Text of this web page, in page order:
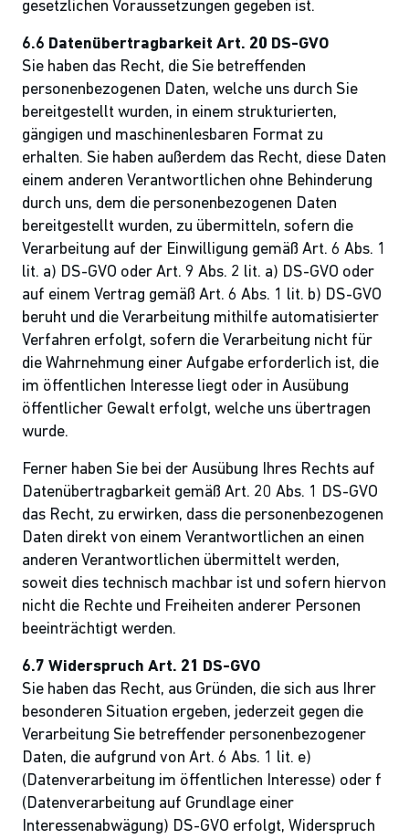
gesetzlichen Voraussetzungen gegeben ist.
6.6 Datenübertragbarkeit Art. 20 DS-GVO
Sie haben das Recht, die Sie betreffenden
personenbezogenen Daten, welche uns durch Sie
bereitgestellt wurden, in einem strukturierten,
gängigen und maschinenlesbaren Format zu
erhalten. Sie haben außerdem das Recht, diese Daten
einem anderen Verantwortlichen ohne Behinderung
durch uns, dem die personenbezogenen Daten
bereitgestellt wurden, zu übermitteln, sofern die
Verarbeitung auf der Einwilligung gemäß Art. 6 Abs. 1
lit. a) DS-GVO oder Art. 9 Abs. 2 lit. a) DS-GVO oder
auf einem Vertrag gemäß Art. 6 Abs. 1 lit. b) DS-GVO
beruht und die Verarbeitung mithilfe automatisierter
Verfahren erfolgt, sofern die Verarbeitung nicht für
die Wahrnehmung einer Aufgabe erforderlich ist, die
im öffentlichen Interesse liegt oder in Ausübung
öffentlicher Gewalt erfolgt, welche uns übertragen
wurde.
Ferner haben Sie bei der Ausübung Ihres Rechts auf
Datenübertragbarkeit gemäß Art. 20 Abs. 1 DS-GVO
das Recht, zu erwirken, dass die personenbezogenen
Daten direkt von einem Verantwortlichen an einen
anderen Verantwortlichen übermittelt werden,
soweit dies technisch machbar ist und sofern hiervon
nicht die Rechte und Freiheiten anderer Personen
beeinträchtigt werden.
6.7 Widerspruch Art. 21 DS-GVO
Sie haben das Recht, aus Gründen, die sich aus Ihrer
besonderen Situation ergeben, jederzeit gegen die
Verarbeitung Sie betreffender personenbezogener
Daten, die aufgrund von Art. 6 Abs. 1 lit. e)
(Datenverarbeitung im öffentlichen Interesse) oder f
(Datenverarbeitung auf Grundlage einer
Interessenabwägung) DS-GVO erfolgt, Widerspruch